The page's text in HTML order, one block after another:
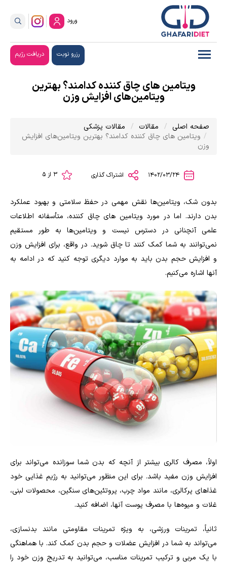
ورود
رزرو نوبت دریافت رژیم
ویتامین های چاق کننده کدامند؟ بهترین
ویتامین‌های افزایش وزن
صفحه اصلی مقالات
مقالات پزشکی
ویتامین های چاق کننده کدامند؟ بهترین ویتامین‌های افزایش
وزن
اشتراک گذاری
بدون شک، ویتامین‌ها نقش مهمی در حفظ سلامتی و بهبود عملکرد
بدن دارند. اما در مورد ویتامین های چاق کننده، متأسفانه اطلاعات
علمی آنچنانی در دسترس نیست و ویتامین‌ها به طور مستقیم
نمی‌توانند به شما کمک کنند تا چاق شوید. در واقع، برای افزایش وزن
و افزایش حجم بدن باید به موارد دیگری توجه کنید که در ادامه به
آنها اشاره می‌کنیم.
اولاً، مصرف کالری بیشتر از آنچه که بدن شما سوزانده می‌تواند برای
افزایش وزن مفید باشد. برای این منظور می‌توانید به رژیم غذایی خود
غذاهای پرکالری، مانند مواد چرب، پروتئین‌های سنگین، محصولات لبنی،
غلات و میوه‌ها با مصرف پوست آنها، اضافه کنید.
ثانیاً، تمرینات ورزشی، به ویژه تمرینات مقاومتی مانند بدنسازی،
می‌تواند به شما در افزایش عضلات و حجم بدن کمک کند. با هماهنگی
با یک مربی و ترکیب تمرینات مناسب، می‌توانید به تدریج وزن خود را